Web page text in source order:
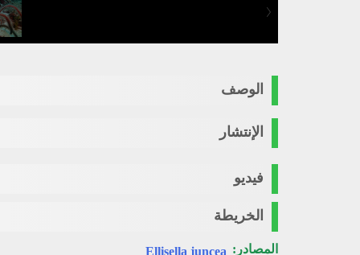
الوصف
الإنتشار
فيديو
الخريطة
المصادر: Ellisella juncea